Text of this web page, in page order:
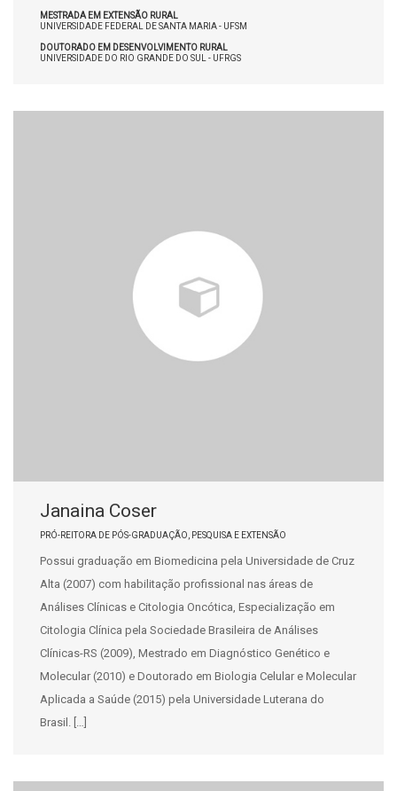
MESTRADA EM EXTENSÃO RURAL
UNIVERSIDADE FEDERAL DE SANTA MARIA - UFSM
DOUTORADO EM DESENVOLVIMENTO RURAL
UNIVERSIDADE DO RIO GRANDE DO SUL - UFRGS
Janaina Coser
PRÓ-REITORA DE PÓS-GRADUAÇÃO, PESQUISA E EXTENSÃO
Possui graduação em Biomedicina pela Universidade de Cruz
Alta (2007) com habilitação profissional nas áreas de
Análises Clínicas e Citologia Oncótica, Especialização em
Citologia Clínica pela Sociedade Brasileira de Análises
Clínicas-RS (2009), Mestrado em Diagnóstico Genético e
Molecular (2010) e Doutorado em Biologia Celular e Molecular
Aplicada a Saúde (2015) pela Universidade Luterana do
Brasil. […]